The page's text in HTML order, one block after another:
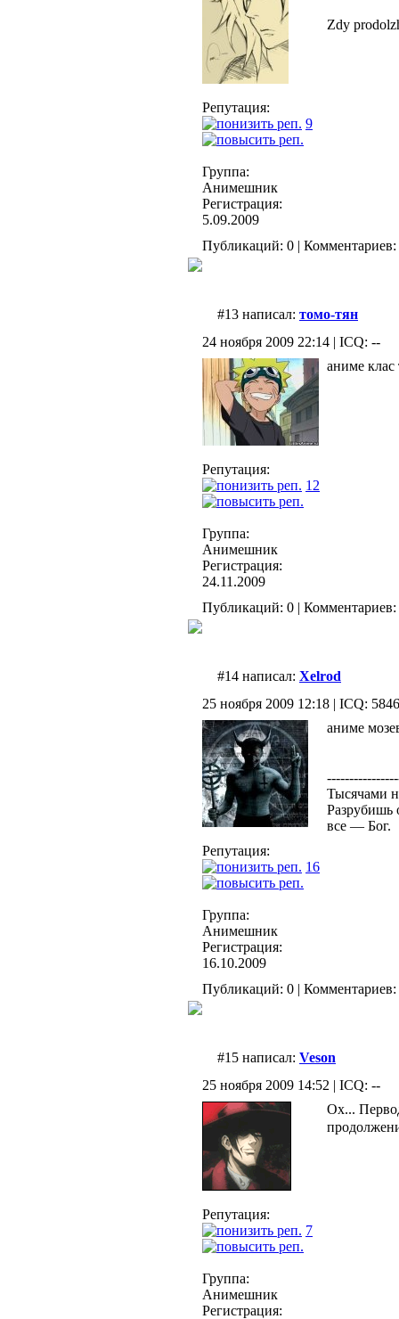
Репутация:
9
Группа:
Анимешник
Регистрация:
5.09.2009
Zdy
Публикаций: 0 | Комментариев:
#13 написал: томо-тян
24 ноября 2009 22:14 | ICQ: --
Репутация:
12
Группа:
Анимешник
Регистрация:
24.11.2009
аниме
Публикаций: 0 | Комментариев:
#14 написал: Xelrod
25 ноября 2009 12:18 | ICQ:
Репутация:
16
Группа:
Анимешник
Регистрация:
16.10.2009
аниме
Тысячами
Разрубишь
все — Бог.
Публикаций: 0 | Комментариев:
#15 написал: Veson
25 ноября 2009 14:52 | ICQ: --
Репутация:
7
Группа:
Анимешник
Регистрация:
Ох...